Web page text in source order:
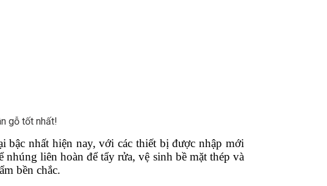
gỗ tốt nhất!
bậc nhất hiện nay, với các thiết bị được nhập mới
liên hoàn để tẩy rửa, vệ sinh bề mặt thép và
bền chắc.